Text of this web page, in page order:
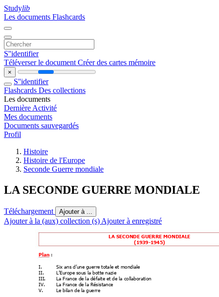
Studylib
Les documents Flashcards
S''identifier
Téléverser le document Créer des cartes mémoire
×
S''identifier
Flashcards Des collections
Les documents
Dernière Activité
Mes documents
Documents sauvegardés
Profil
Histoire
Histoire de l'Europe
Seconde Guerre mondiale
LA SECONDE GUERRE MONDIALE
Téléchargement Ajouter à ...
Ajouter à la (aux) collection (s) Ajouter à enregistré
LA SECONDE GUERRE MONDIALE
(1939-1945)
Plan :
I.
Six ans d’une guerre totale et mondiale
II.
L’Europe sous la botte nazie
III.
La France de la défaite et de la collaboration
IV.
La France de la Résistance
V.
Le bilan de la guerre